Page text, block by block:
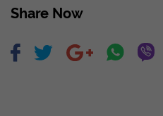
Share Now